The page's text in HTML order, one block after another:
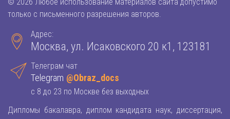
только с письменного разрешения авторов.
Адрес:
Москва, ул. Исаковского 20 к1, 123181
Телеграм чат
Telegram @Obraz_docs
с 8 до 23 по Москве без выходных
Дипломы бакалавра, диплом кандидата наук, диссертация,